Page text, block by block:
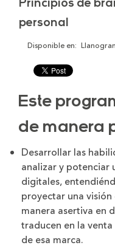
Principios de
personal
Disponible en:
Este
de manera
Desarrollar las
analizar y potenciar
digitales,
proyectar una
manera asertiva en
traducen en la
de esa marca.